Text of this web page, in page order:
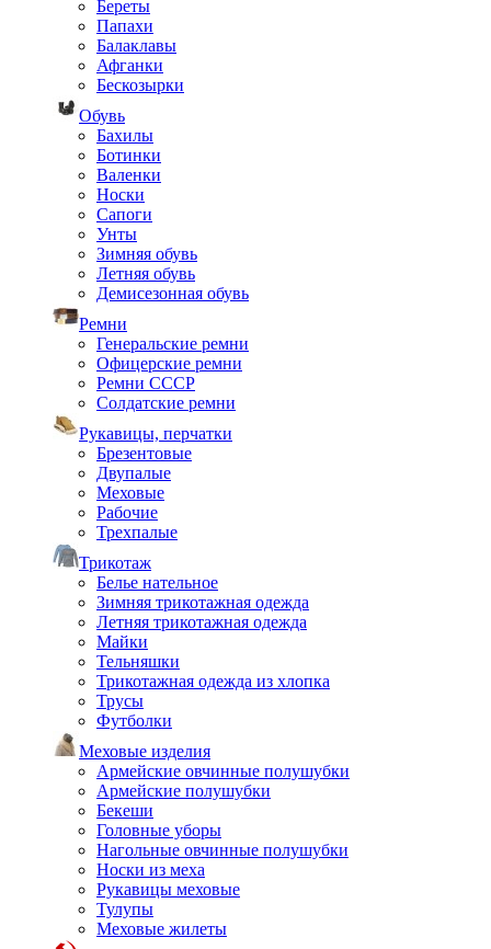
Береты
Папахи
Балаклавы
Афганки
Бескозырки
Обувь
Бахилы
Ботинки
Валенки
Носки
Сапоги
Унты
Зимняя обувь
Летняя обувь
Демисезонная обувь
Ремни
Генеральские ремни
Офицерские ремни
Ремни СССР
Солдатские ремни
Рукавицы, перчатки
Брезентовые
Двупалые
Меховые
Рабочие
Трехпалые
Трикотаж
Белье нательное
Зимняя трикотажная одежда
Летняя трикотажная одежда
Майки
Тельняшки
Трикотажная одежда из хлопка
Трусы
Футболки
Меховые изделия
Армейские овчинные полушубки
Армейские полушубки
Бекеши
Головные уборы
Нагольные овчинные полушубки
Носки из меха
Рукавицы меховые
Тулупы
Меховые жилеты